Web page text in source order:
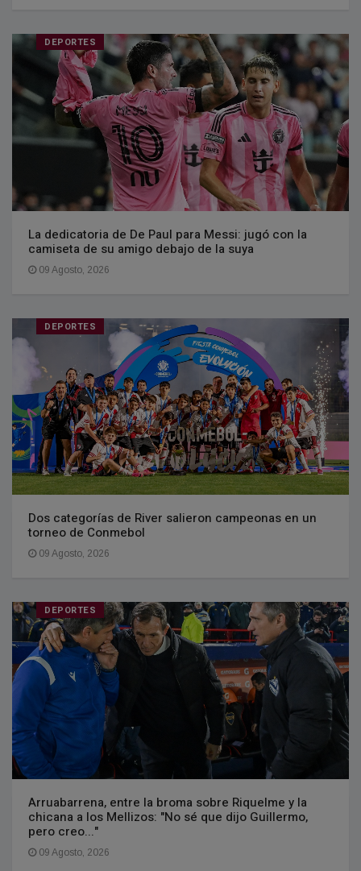
DEPORTES
La dedicatoria de De Paul para Messi: jugó con la
camiseta de su amigo debajo de la suya
09 Agosto, 2026
DEPORTES
Dos categorías de River salieron campeonas en un
torneo de Conmebol
09 Agosto, 2026
DEPORTES
Arruabarrena, entre la broma sobre Riquelme y la
chicana a los Mellizos: "No sé que dijo Guillermo,
pero creo..."
09 Agosto, 2026